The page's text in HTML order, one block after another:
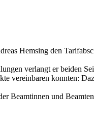
Hemsing den
verlangt er beiden
vereinbaren konnten:
Beamtinnen und